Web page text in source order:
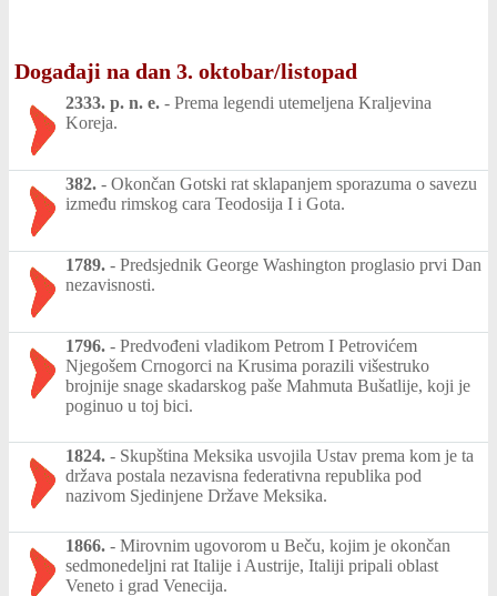
Događaji na dan 3. oktobar/listopad
2333. p. n. e. - Prema legendi utemeljena Kraljevina
Koreja.
382. - Okončan Gotski rat sklapanjem sporazuma o savezu
između rimskog cara Teodosija I i Gota.
1789. - Predsjednik George Washington proglasio prvi Dan
nezavisnosti.
1796. - Predvođeni vladikom Petrom I Petrovićem
Njegošem Crnogorci na Krusima porazili višestruko
brojnije snage skadarskog paše Mahmuta Bušatlije, koji je
poginuo u toj bici.
1824. - Skupština Meksika usvojila Ustav prema kom je ta
država postala nezavisna federativna republika pod
nazivom Sjedinjene Države Meksika.
1866. - Mirovnim ugovorom u Beču, kojim je okončan
sedmonedeljni rat Italije i Austrije, Italiji pripali oblast
Veneto i grad Venecija.